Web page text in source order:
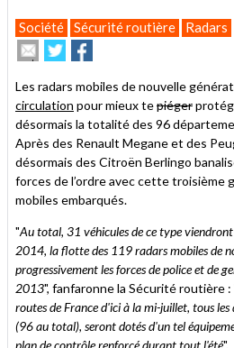
Société Sécurité routière Radars
Envoyer
cet
à
un
ami
Partager
sur
sur
Les radars mobiles de nouvelle
circulation pour mieux tepiéger
désormais la totalité des 96
Après des Renault Megane et des
désormais des Citroën Berlingo
forces de l’ordre avec cette troisième
mobiles embarqués.
"Au total, 31 véhicules de ce type
2014, la flotte des 119 radars mobiles de
progressivement les forces de police et de
2013", fanfaronne la Sécurité routière :
routes de France d'ici à la mi-juillet, tous
(96 au total), seront dotés d'un tel
plan de contrôle renforcé durant tout l'été".